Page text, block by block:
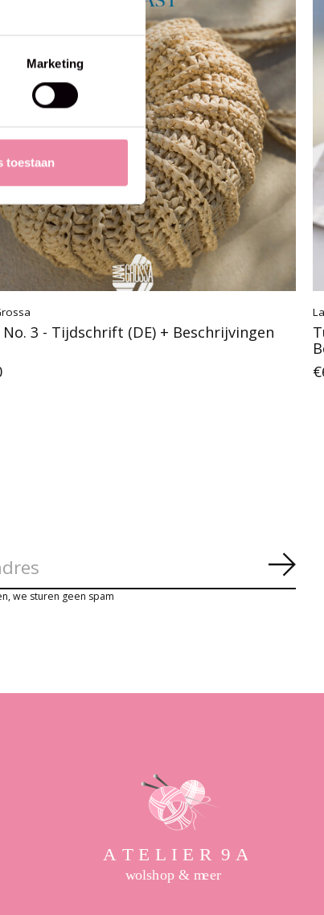
Marketing
toestaan
No. 3 - Tijdschrift (DE) + Beschrijvingen
we sturen geen spam